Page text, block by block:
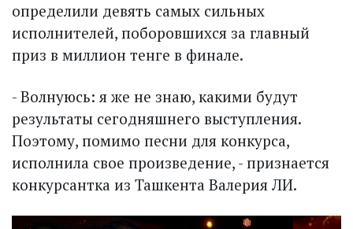
определили девять самых сильных
исполнителей, поборовшихся за главный
приз в миллион тенге в финале.
- Волнуюсь: я же не знаю, какими будут
результаты сегодняшнего выступления.
Поэтому, помимо песни для конкурса,
исполнила свое произведение, - признается
конкурсантка из Ташкента Валерия ЛИ.